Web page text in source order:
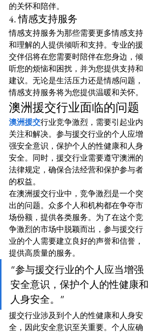
的关怀和陪伴。
4. 情感支持服务
情感支持服务为那些需要更多情感支持
和理解的人提供倾听和支持。专业的援
交伴侣将在您需要时陪伴在您身边，倾
听您的烦恼和困扰，并为您提供支持和
建议。无论是生活压力还是情感问题，
情感支持服务将为您提供温暖和关怀。
澳洲援交行业面临的问题
澳洲援交行业竞争激烈，需要引起业内
关注和解决。参与援交行业的个人应增
强安全意识，保护个人的性健康和人身
安全。同时，援交行业需要遵守澳洲的
法律规定，确保合法经营和保护参与者
的权益。
在澳洲援交行业中，竞争激烈是一个突
出的问题。众多个人和机构都在争夺市
场份额，提供各类服务。为了在这个竞
争激烈的市场中脱颖而出，参与援交行
业的个人需要建立良好的声誉和信誉，
提供高质量的服务。
“参与援交行业的个人应当增强
安全意识，保护个人的性健康和
人身安全。”
援交行业涉及到个人的性健康和人身安
全，因此安全意识至关重要。个人应确